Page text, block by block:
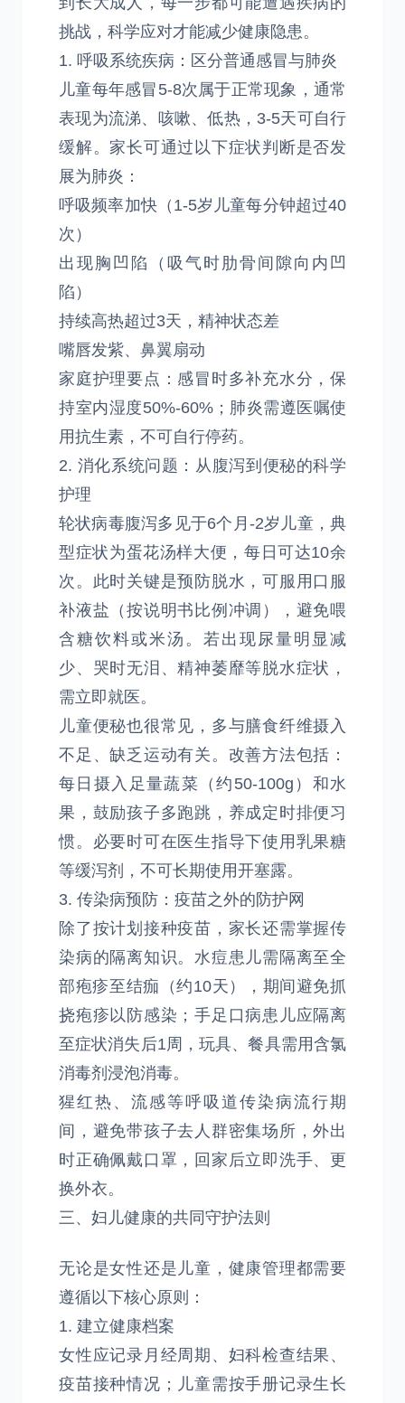
挑战，科学应对才能减少健康隐患。
1. 呼吸系统疾病：区分普通感冒与肺炎
儿童每年感冒5-8次属于正常现象，通常
表现为流涕、咳嗽、低热，3-5天可自行
缓解。家长可通过以下症状判断是否发
展为肺炎：
呼吸频率加快（1-5岁儿童每分钟超过40
次）
出现胸凹陷（吸气时肋骨间隙向内凹
陷）
持续高热超过3天，精神状态差
嘴唇发紫、鼻翼扇动
家庭护理要点：感冒时多补充水分，保
持室内湿度50%-60%；肺炎需遵医嘱使
用抗生素，不可自行停药。
2. 消化系统问题：从腹泻到便秘的科学
护理
轮状病毒腹泻多见于6个月-2岁儿童，典
型症状为蛋花汤样大便，每日可达10余
次。此时关键是预防脱水，可服用口服
补液盐（按说明书比例冲调），避免喂
含糖饮料或米汤。若出现尿量明显减
少、哭时无泪、精神萎靡等脱水症状，
需立即就医。
儿童便秘也很常见，多与膳食纤维摄入
不足、缺乏运动有关。改善方法包括：
每日摄入足量蔬菜（约50-100g）和水
果，鼓励孩子多跑跳，养成定时排便习
惯。必要时可在医生指导下使用乳果糖
等缓泻剂，不可长期使用开塞露。
3. 传染病预防：疫苗之外的防护网
除了按计划接种疫苗，家长还需掌握传
染病的隔离知识。水痘患儿需隔离至全
部疱疹至结痂（约10天），期间避免抓
挠疱疹以防感染；手足口病患儿应隔离
至症状消失后1周，玩具、餐具需用含氯
消毒剂浸泡消毒。
猩红热、流感等呼吸道传染病流行期
间，避免带孩子去人群密集场所，外出
时正确佩戴口罩，回家后立即洗手、更
换外衣。
三、妇儿健康的共同守护法则
无论是女性还是儿童，健康管理都需要
遵循以下核心原则：
1. 建立健康档案
女性应记录月经周期、妇科检查结果、
疫苗接种情况；儿童需按手册记录生长